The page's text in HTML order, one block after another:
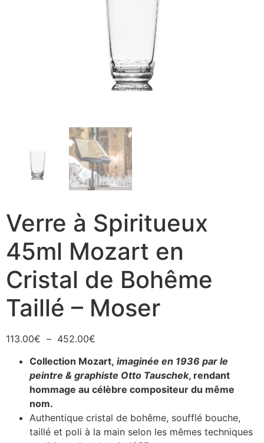
Verre à Spiritueux
45ml Mozart en
Cristal de Bohême
Taillé – Moser
113.00€ – 452.00€
Collection Mozart, imaginée en 1936 par le
peintre & graphiste Otto Tauschek, rendant
hommage au célèbre compositeur du même
nom.
Authentique cristal de bohême, soufflé bouche,
taillé et poli à la main selon les mêmes techniques